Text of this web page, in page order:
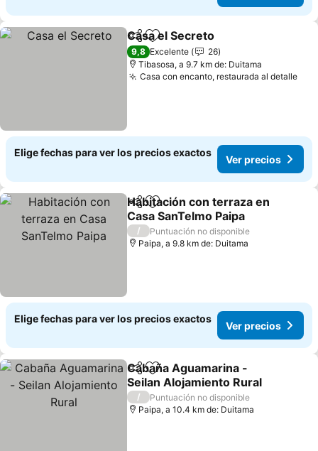
CompartirAgregar a favoritos
Casa el Secreto
9,8 Excelente
26
Tibasosa, a 9.7 km de: Duitama
Casa con encanto, restaurada al detalle
Elige fechas para ver los precios exactos
Ver precios
CompartirAgregar a favoritos
Habitación con terraza en
Casa SanTelmo Paipa
/
Puntuación no disponible
Paipa, a 9.8 km de: Duitama
Elige fechas para ver los precios exactos
Ver precios
CompartirAgregar a favoritos
Cabaña Aguamarina -
Seilan Alojamiento Rural
/
Puntuación no disponible
Paipa, a 10.4 km de: Duitama